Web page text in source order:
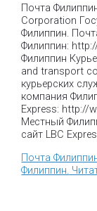
Почта
Corporation
Филиппин.
Филиппин:
Филиппин
and transport
курьерских
компания
Express: http://
Местный
сайт LBC
Почта
Филиппин.